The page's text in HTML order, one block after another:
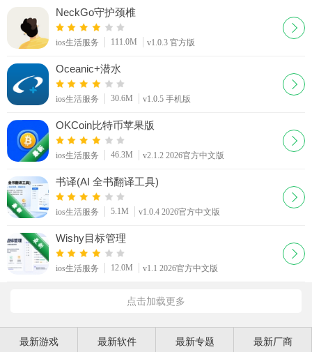
NeckGo守护颈椎
ios生活服务 111.0M v1.0.3 官方版
Oceanic+潜水
ios生活服务 30.6M v1.0.5 手机版
OKCoin比特币苹果版
ios生活服务 46.3M v2.1.2 2026官方中文版
书译(AI 全书翻译工具)
ios生活服务 5.1M v1.0.4 2026官方中文版
Wishy目标管理
ios生活服务 12.0M v1.1 2026官方中文版
点击加载更多
最新游戏 最新软件 最新专题 最新厂商